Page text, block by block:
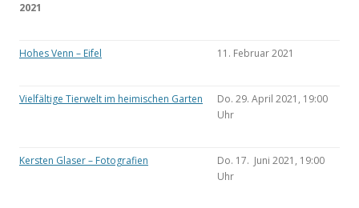
2021
Hohes Venn – Eifel 11. Februar 2021
Vielfältige Tierwelt im heimischen Garten
Do. 29. April 2021, 19:00
Uhr
Kersten Glaser – Fotografien
Do. 17. Juni 2021, 19:00
Uhr